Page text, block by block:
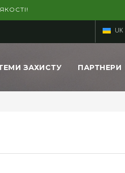
UK
ЗАХИСТУ ПАРТНЕРИ